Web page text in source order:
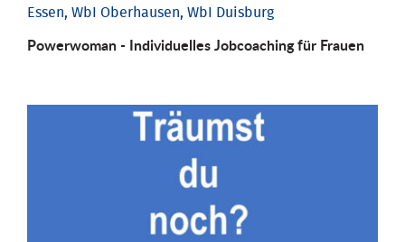
Essen, WbI Oberhausen, WbI Duisburg
Powerwoman - Individu­elles Job­coaching für Frauen